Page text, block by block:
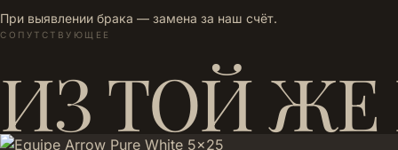
При выявлении брака — замена за наш счёт.
СОПУТСТВУЮЩЕЕ
ИЗ ТОЙ ЖЕ